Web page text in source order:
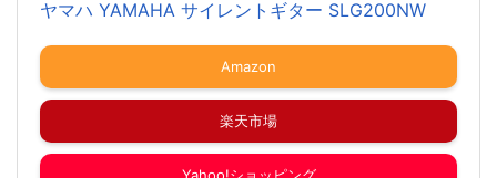
ヤマハ YAMAHA サイレントギター SLG200NW
Amazon
楽天市場